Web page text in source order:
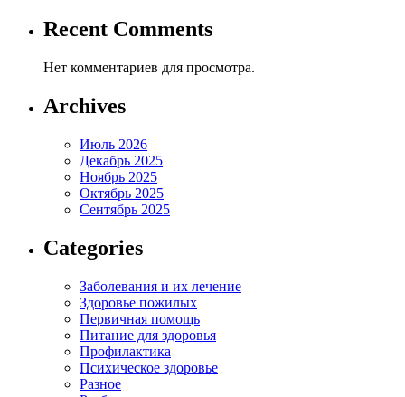
Recent Comments
Нет комментариев для просмотра.
Archives
Июль 2026
Декабрь 2025
Ноябрь 2025
Октябрь 2025
Сентябрь 2025
Categories
Заболевания и их лечение
Здоровье пожилых
Первичная помощь
Питание для здоровья
Профилактика
Психическое здоровье
Разное